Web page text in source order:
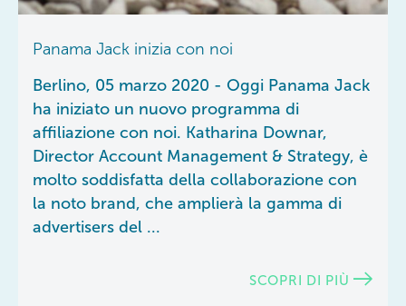
Panama Jack inizia con noi
Berlino, 05 marzo 2020 - Oggi Panama Jack
ha iniziato un nuovo programma di
affiliazione con noi. Katharina Downar,
Director Account Management & Strategy, è
molto soddisfatta della collaborazione con
la noto brand, che amplierà la gamma di
advertisers del ...
SCOPRI DI PIÙ